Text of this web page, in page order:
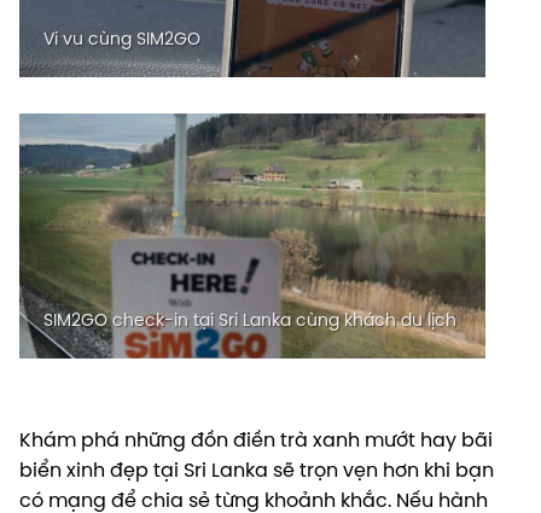
Vi vu cùng SIM2GO
SIM2GO check-in tại Sri Lanka cùng khách du lịch
Khám phá những đồn điền trà xanh mướt hay bãi
biển xinh đẹp tại Sri Lanka sẽ trọn vẹn hơn khi bạn
có mạng để chia sẻ từng khoảnh khắc. Nếu hành